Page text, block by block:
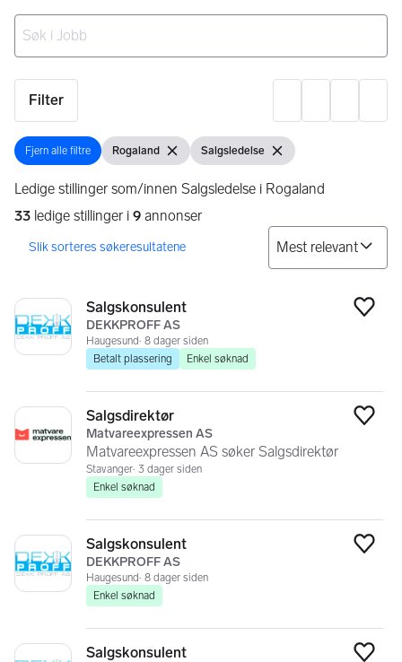
Filter
Fjern alle filtre
Fjern alle filtre Vis filter
Rogaland Fjern filterVis filter
Salgsledelse Fjern filter
Ledige stillinger som/innen Salgsledelse i Rogaland
33 ledige stillinger i 9 annonser
Søkeresultater
Salgskonsulent
DEKKPROFF AS
Haugesund 8 dager siden
Betalt plassering
Enkel søknad
Salgsdirektør
Matvareexpressen AS
Matvareexpressen AS søker Salgsdirektør
Stavanger 3 dager siden
Enkel søknad
Salgskonsulent
DEKKPROFF AS
Haugesund 8 dager siden
Enkel søknad
Salgskonsulent